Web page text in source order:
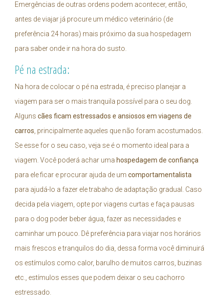
Emergências de outras ordens podem acontecer, então,
antes de viajar já procure um médico veterinário (de
preferência 24 horas) mais próximo da sua hospedagem
para saber onde ir na hora do susto.
Pé na estrada:
Na hora de colocar o pé na estrada, é preciso planejar a
viagem para ser o mais tranquila possível para o seu dog.
Alguns cães ficam estressados e ansiosos em viagens de
carros , principalmente aqueles que não foram acostumados.
Se esse for o seu caso, veja se é o momento ideal para a
viagem. Você poderá achar uma hospedagem de confiança
para ele ficar e procurar ajuda de um comportamentalista
para ajudá-lo a fazer ele trabaho de adaptação gradual. Caso
decida pela viagem, opte por viagens curtas e faça pausas
para o dog poder beber água, fazer as necessidades e
caminhar um pouco. Dê preferência para viajar nos horários
mais frescos e tranquilos do dia, dessa forma você diminuirá
os estímulos como calor, barulho de muitos carros, buzinas
etc., estímulos esses que podem deixar o seu cachorro
estressado.